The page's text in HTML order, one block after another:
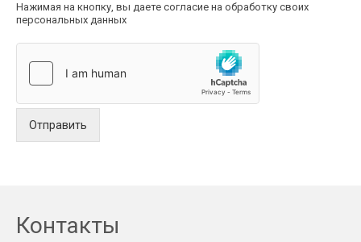
Нажимая на кнопку, вы даете согласие на обработку своих
персональных данных
Отправить
Контакты